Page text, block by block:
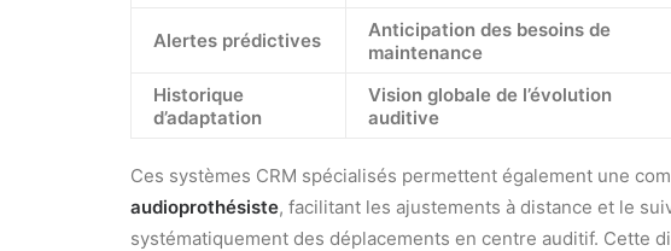
Alertes prédictives
Anticipation des besoins de
maintenance
Historique
d’adaptation
Vision globale de l’évolution
auditive
Ces systèmes CRM spécialisés permettent également une
audioprothésiste, facilitant les ajustements à distance et le
systématiquement des déplacements en centre auditif. Cette